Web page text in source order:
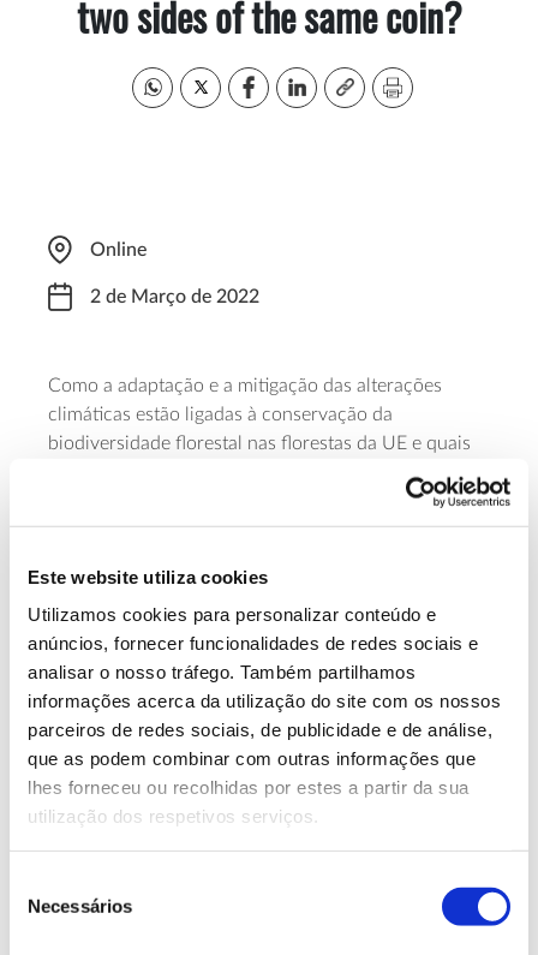
Este website utiliza cookies
Utilizamos cookies para personalizar conteúdo e
anúncios, fornecer funcionalidades de redes sociais e
analisar o nosso tráfego. Também partilhamos
informações acerca da utilização do site com os nossos
parceiros de redes sociais, de publicidade e de análise,
que as podem combinar com outras informações que
lhes forneceu ou recolhidas por estes a partir da sua
utilização dos respetivos serviços.
Necessários
two sides of the same coin?
Online
2 de Março de 2022
Como a adaptação e a mitigação das alterações
climáticas estão ligadas à conservação da
biodiversidade florestal nas florestas da UE e quais
são as principais compensações e sinergias? Quais
conservação? Estas são algumas das questões que
percorrer para fortalecer o importante papel das
florestas para valorizar os serviços do ecossistema,
alcançar as metas da biodiversidade e das alterações
climáticas na Europa. Asinscriçõessão obrigatórias.
Saiba mais sobre este evento
13.07.2026
conhecer para conservar